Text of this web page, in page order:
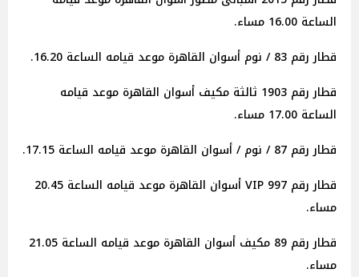
الساعة 16.00 مساء.
قطار رقم 83 / نوم أسوان القاهرة موعد قيامه الساعة 16.20.
قطار رقم 1903 ثالثة مكيف أسوان القاهرة موعد قيامه
الساعة 17.00 مساء.
قطار رقم 87 / نوم / أسوان القاهرة موعد قيامه الساعة 17.15.
قطار رقم 997 VIP أسوان القاهرة موعد قيامه الساعة 20.45
مساء.
قطار رقم 89 مكيف أسوان القاهرة موعد قيامه الساعة 21.05
مساء.